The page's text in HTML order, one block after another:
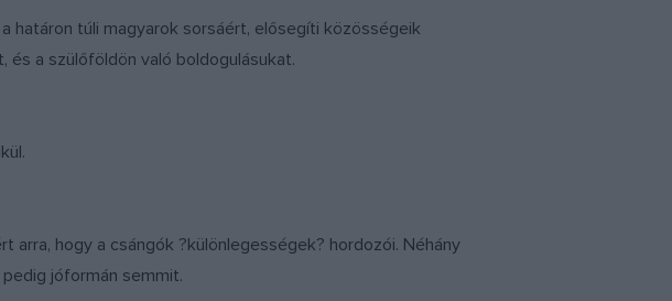
határon túli magyarok sorsáért, elősegíti közösségeik
a szülőföldön való boldogulásukat.
hogy a csángók ?különlegességek? hordozói. Néhány
jóformán semmit.